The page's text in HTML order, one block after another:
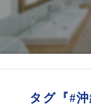
タグ『#